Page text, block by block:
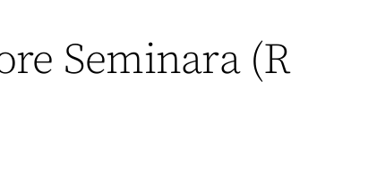
Seminara (R